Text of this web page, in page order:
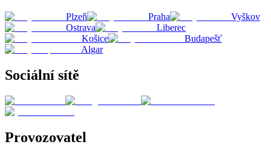
Plzeň Praha
Vyškov
Ostrava
Liberec
Košice
Budapešť
Algar
Sociální sítě
Provozovatel